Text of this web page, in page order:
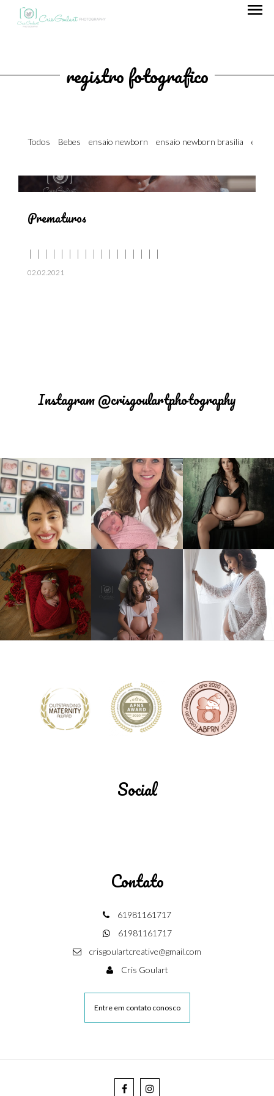
menu
registro fotografico
Todos Bebes ensaio newborn ensaio newborn brasilia
Prematuros
02.02.2021
Instagram @crisgoulartphotography
Social
Contato
61981161717
61981161717
crisgoulartcreative@gmail.com
Cris Goulart
Entre em contato conosco